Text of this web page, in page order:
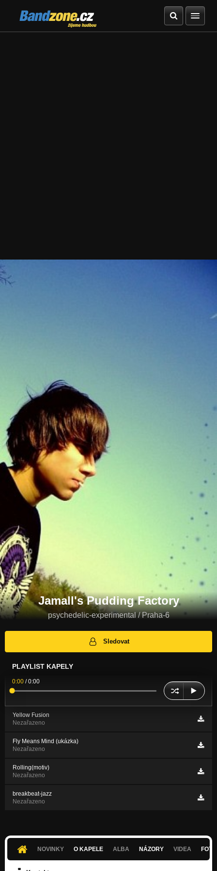
Bandzone.cz
žijeme hudbou
Jamall's Pudding Factory
psychedelic-experimental / Praha-6
Sledovat
PLAYLIST KAPELY
0:00 /0:00
Yellow Fusion
Nezařazeno
Fly Means Mind (ukázka)
Nezařazeno
Rolling(motiv)
Nezařazeno
breakbeat-jazz
Nezařazeno
NOVINKY O KAPELE ALBA NÁZORY VIDEA